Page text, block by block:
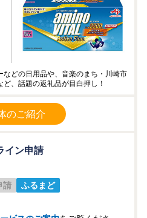
どの日用品や、音楽のまち・川崎市
、話題の返礼品が目白押し！
のご紹介
イン申請
請
ふるまど